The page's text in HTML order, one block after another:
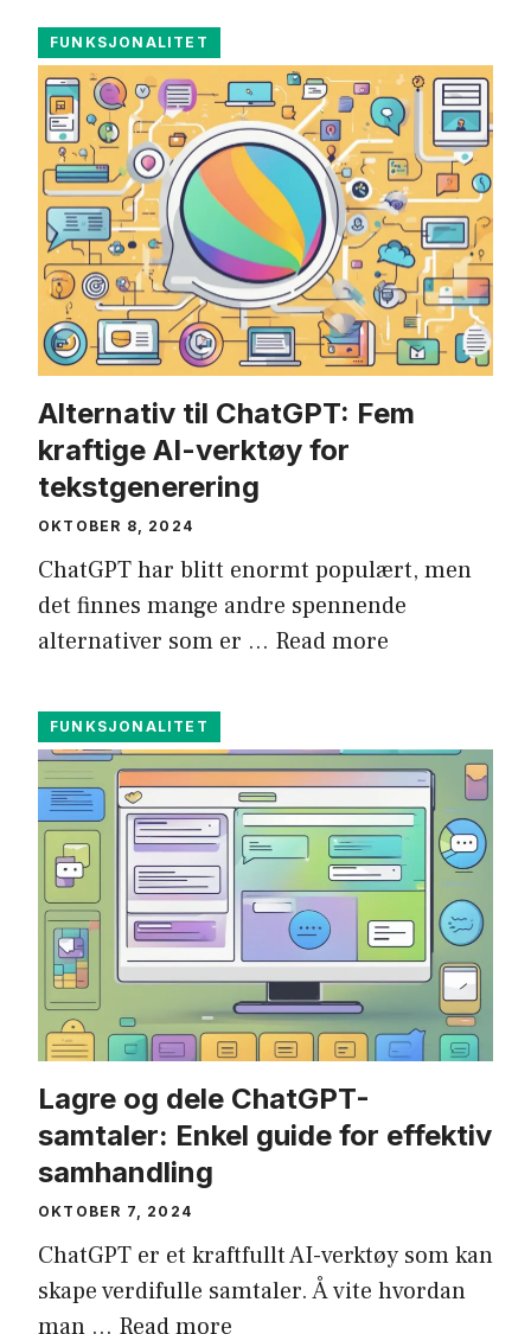
FUNKSJONALITET
Alternativ til ChatGPT: Fem
kraftige AI-verktøy for
tekstgenerering
OKTOBER 8, 2024
ChatGPT har blitt enormt populært, men
det finnes mange andre spennende
alternativer som er … Read more
FUNKSJONALITET
Lagre og dele ChatGPT-
samtaler: Enkel guide for effektiv
samhandling
OKTOBER 7, 2024
ChatGPT er et kraftfullt AI-verktøy som kan
skape verdifulle samtaler. Å vite hvordan
man … Read more